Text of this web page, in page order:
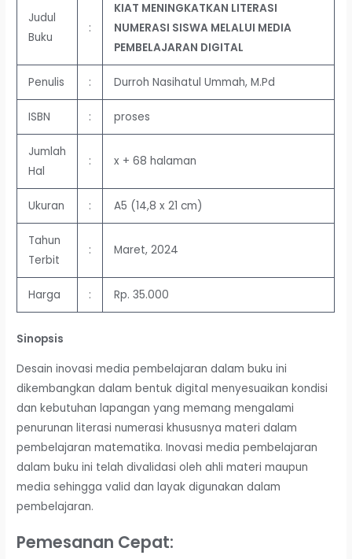
Judul
Buku
:
KIAT MENINGKATKAN LITERASI
NUMERASI SISWA MELALUI MEDIA
PEMBELAJARAN DIGITAL
Penulis : Durroh Nasihatul Ummah, M.Pd
ISBN : proses
Jumlah
Hal
: x + 68 halaman
Ukuran : A5 (14,8 x 21 cm)
Tahun
Terbit
: Maret, 2024
Harga : Rp. 35.000
Sinopsis
Desain inovasi media pembelajaran dalam buku ini
dikembangkan dalam bentuk digital menyesuaikan kondisi
dan kebutuhan lapangan yang memang mengalami
penurunan literasi numerasi khususnya materi dalam
pembelajaran matematika. Inovasi media pembelajaran
dalam buku ini telah divalidasi oleh ahli materi maupun
media sehingga valid dan layak digunakan dalam
pembelajaran.
Pemesanan Cepat: